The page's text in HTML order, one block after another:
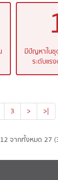
มีปัญหาใน
ระดับแร
คอน
3 > >|
จากทั้งหมด 27